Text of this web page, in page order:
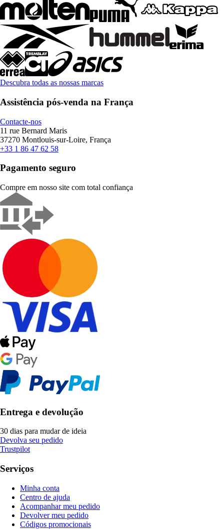
Descubra todas as nossas marcas
Assistência pós-venda na França
Contacte-nos
11 rue Bernard Maris
37270 Montlouis-sur-Loire, França
+33 1 86 47 62 58
Pagamento seguro
Compre em nosso site com total confiança
Entrega e devolução
30 dias para mudar de ideia
Devolva seu pedido
Trustpilot
Serviços
Minha conta
Centro de ajuda
Acompanhar meu pedido
Devolver meu pedido
Códigos promocionais